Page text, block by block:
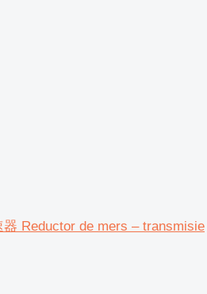
Reductor de mers – transmisie